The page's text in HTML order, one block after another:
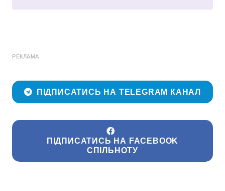
РЕКЛАМА
ПІДПИСАТИСЬ НА TELEGRAM КАНАЛ
ПІДПИСАТИСЬ НА FACEBOOK
СПІЛЬНОТУ